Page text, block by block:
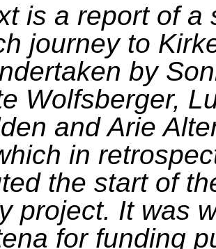
is a report of a
journey to
by
Wolfsberger,
and Arie
in
the start of
project. It was
for funding